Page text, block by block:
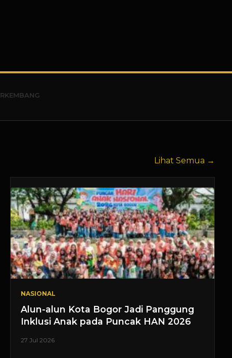
Lihat Semua →
NASIONAL
Alun-alun Kota Bogor Jadi Panggung
Inklusi Anak pada Puncak HAN 2026
27 Jul 2026